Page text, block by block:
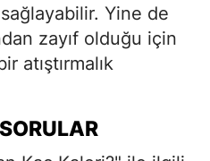
Yine de
zayıf olduğu için
atıştırmalık